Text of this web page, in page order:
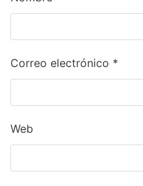
Correo electrónico *
Web